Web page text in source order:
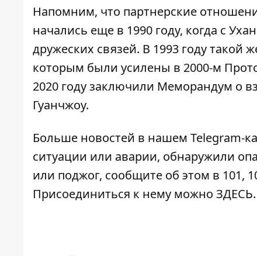
Напомним, что партнерские
начались еще в 1990 году, когда с
дружеских связей. В 1993 году
которым были усилены в 2000-м
2020 году заключили Меморандум о
Гуанчжоу.
Больше новостей в нашем Telegram-
ситуации или аварии, обнаружили
или поджог, сообщите об этом в 101,
Присоединиться к нему можно ЗДЕСЬ.